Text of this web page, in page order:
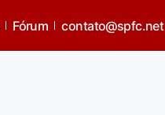
Fórum contato@spfc.net